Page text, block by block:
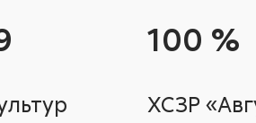
100 %
ХСЗР